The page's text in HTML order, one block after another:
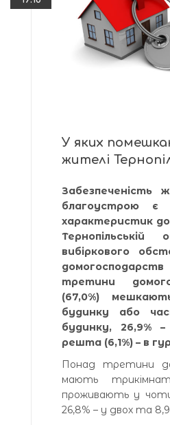
У яких
жителі
Забезпеченість
благоустрою є
характеристик
вибіркового
третини
(67,0%)
будинку або
будинку, 26,9%
решта (6,1%) – в
Понад третини
мають
проживають у
26,8% – у двох та